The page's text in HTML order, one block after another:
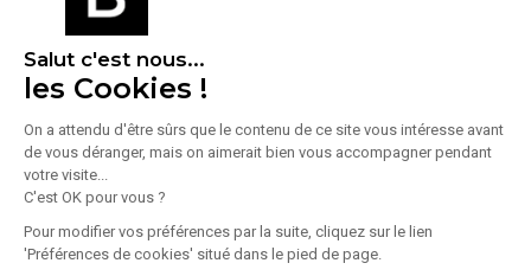
Salut c'est nous...
les Cookies !
On a attendu d'être sûrs que le contenu de ce site vous intéresse avant
de vous déranger, mais on aimerait bien vous accompagner pendant
votre visite...
C'est OK pour vous ?
Pour modifier vos préférences par la suite, cliquez sur le lien
'Préférences de cookies' situé dans le pied de page.
Disponible de suite
Vente Local d'activités 267 m²
51100 Reims